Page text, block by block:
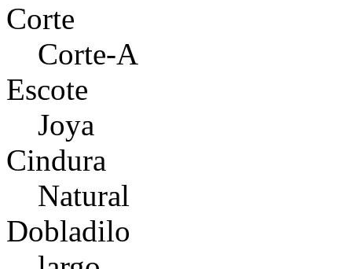
Corte
Corte-A
Escote
Joya
Cindura
Natural
Dobladilo